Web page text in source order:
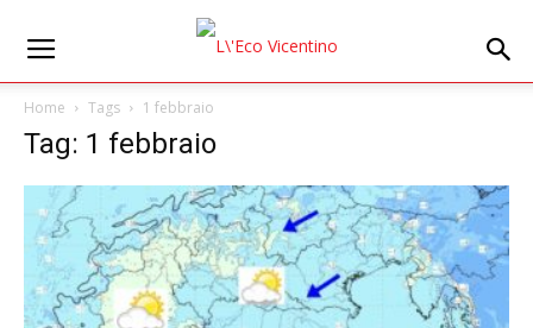
Home Tags 1 febbraio
Tag: 1 febbraio